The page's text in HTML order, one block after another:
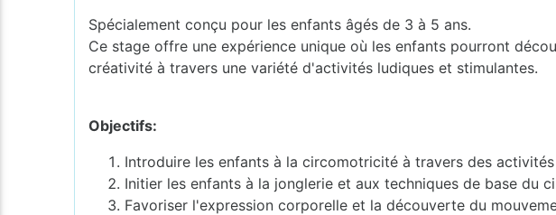
Spécialement conçu pour les enfants âgés de 3 à 5 ans.
Ce stage offre une expérience unique où les enfants pourront
créativité à travers une variété d'activités ludiques et stimulantes.
Objectifs:
Introduire les enfants à la circomotricité à travers des
Initier les enfants à la jonglerie et aux techniques de base du
Favoriser l'expression corporelle et la découverte du